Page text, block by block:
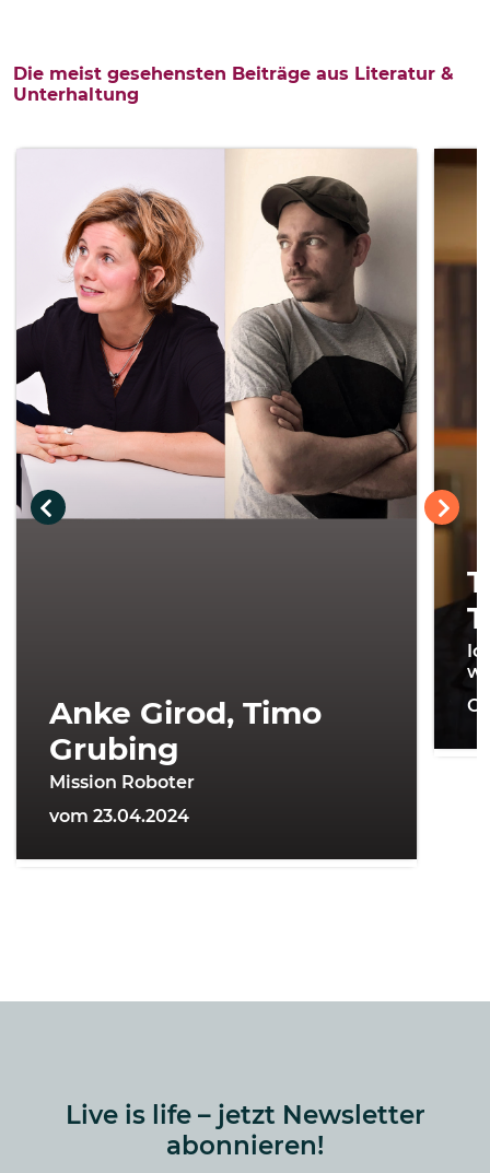
Die meist gesehensten Beiträge aus Literatur &
Unterhaltung
Anke Girod, Timo
Grubing
Mission Roboter
vom 23.04.2024
Live is life – jetzt Newsletter
abonnieren!